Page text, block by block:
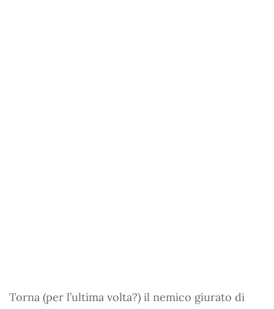
Torna (per l’ultima volta?) il nemico giurato di